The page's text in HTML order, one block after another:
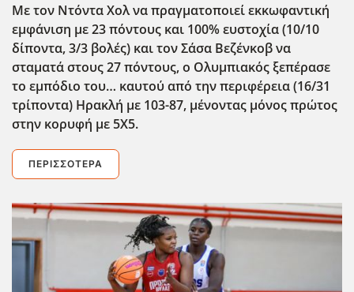
Με τον Ντόντα Χολ να πραγματοποιεί εκκωφαντική
εμφάνιση με 23 πόντους και 100% ευστοχία (10/10
δίποντα, 3/3 βολές) και τον Σάσα Βεζένκοβ να
σταματά στους 27 πόντους, ο Ολυμπιακός ξεπέρασε
το εμπόδιο του… καυτού από την περιφέρεια (16/31
τρίποντα) Ηρακλή με 103-87, μένοντας μόνος πρώτος
στην κορυφή με 5Χ5.
ΠΕΡΙΣΣΌΤΕΡΑ